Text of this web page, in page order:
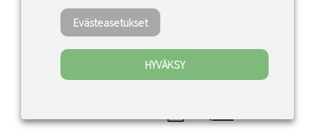
Rights Reserved
Evästeasetukset
HYVÄKSY